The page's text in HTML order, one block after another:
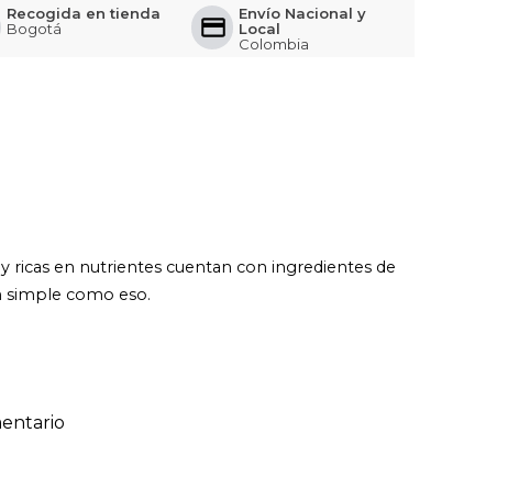
Recogida en tienda
Bogotá
Envío Nacional y
Local
Colombia
ricas en nutrientes cuentan con ingredientes de
simple como eso.